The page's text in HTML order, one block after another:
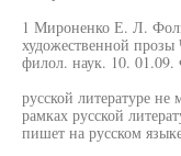
1 Мироненко Е. Л.
художественной
филол. наук. 10.
русской литературе
рамках русской
пишет на русском